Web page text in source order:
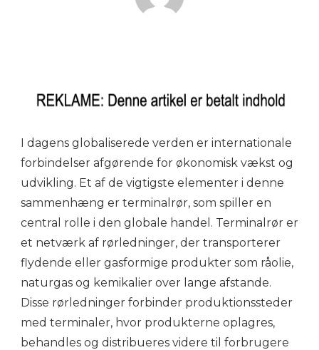
I dagens globaliserede verden er internationale
forbindelser afgørende for økonomisk vækst og
udvikling. Et af de vigtigste elementer i denne
sammenhæng er terminalrør, som spiller en
central rolle i den globale handel. Terminalrør er
et netværk af rørledninger, der transporterer
flydende eller gasformige produkter som råolie,
naturgas og kemikalier over lange afstande.
Disse rørledninger forbinder produktionssteder
med terminaler, hvor produkterne oplagres,
behandles og distribueres videre til forbrugere